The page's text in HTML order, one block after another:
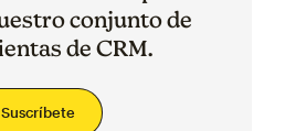
conjunto de
de CRM.
Suscríbete